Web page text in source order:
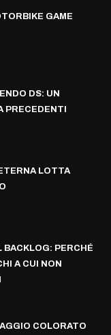
GAME
DS: UN
PRECEDENTI
LOTTA
BACKLOG: PERCHÉ
A CUI NON
COLORATO